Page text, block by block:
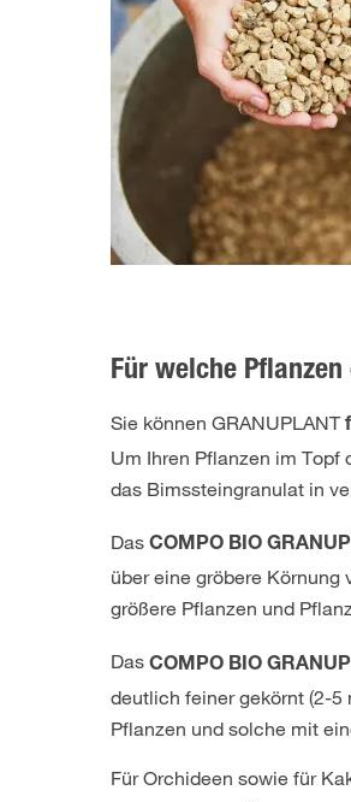
Für welche Pflanzen
Sie können GRANUPLANT
Um Ihren Pflanzen im
das Bimssteingranulat in
Das COMPO BIO
über eine gröbere
größere Pflanzen und
Das COMPO BIO
deutlich feiner gekörnt (2-5
Pflanzen und solche mit
Für Orchideen sowie für